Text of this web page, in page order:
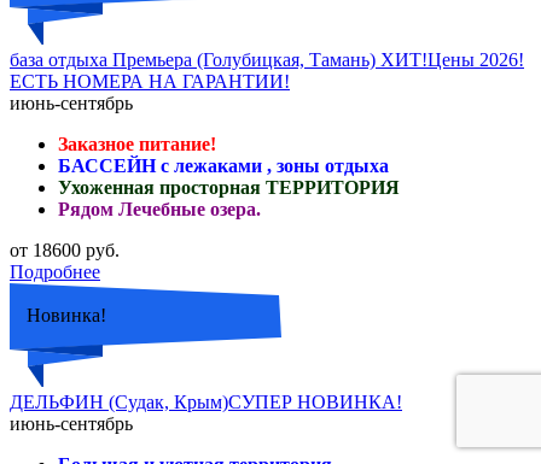
база отдыха Премьера (Голубицкая, Тамань) ХИТ!Цены 2026!
ЕСТЬ НОМЕРА НА ГАРАНТИИ!
июнь-сентябрь
Заказное питание!
БАССЕЙН с лежаками , зоны отдыха
Ухоженная просторная ТЕРРИТОРИЯ
Рядом Лечебные озера.
от 18600 руб.
Подробнее
Новинка!
ДЕЛЬФИН (Судак, Крым)СУПЕР НОВИНКА!
июнь-сентябрь